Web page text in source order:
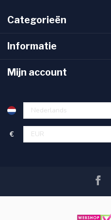
Categorieën
Informatie
Mijn account
€